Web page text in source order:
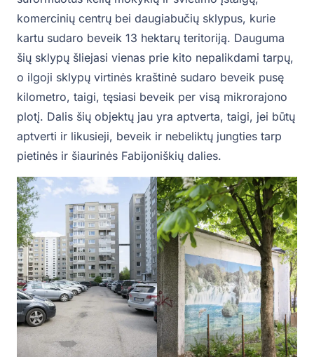
komercinių centrų bei daugiabučių sklypus, kurie
kartu sudaro beveik 13 hektarų teritoriją. Dauguma
šių sklypų šliejasi vienas prie kito nepalikdami tarpų,
o ilgoji sklypų virtinės kraštinė sudaro beveik pusę
kilometro, taigi, tęsiasi beveik per visą mikrorajono
plotį. Dalis šių objektų jau yra aptverta, taigi, jei būtų
aptverti ir likusieji, beveik ir nebeliktų jungties tarp
pietinės ir šiaurinės Fabijoniškių dalies.